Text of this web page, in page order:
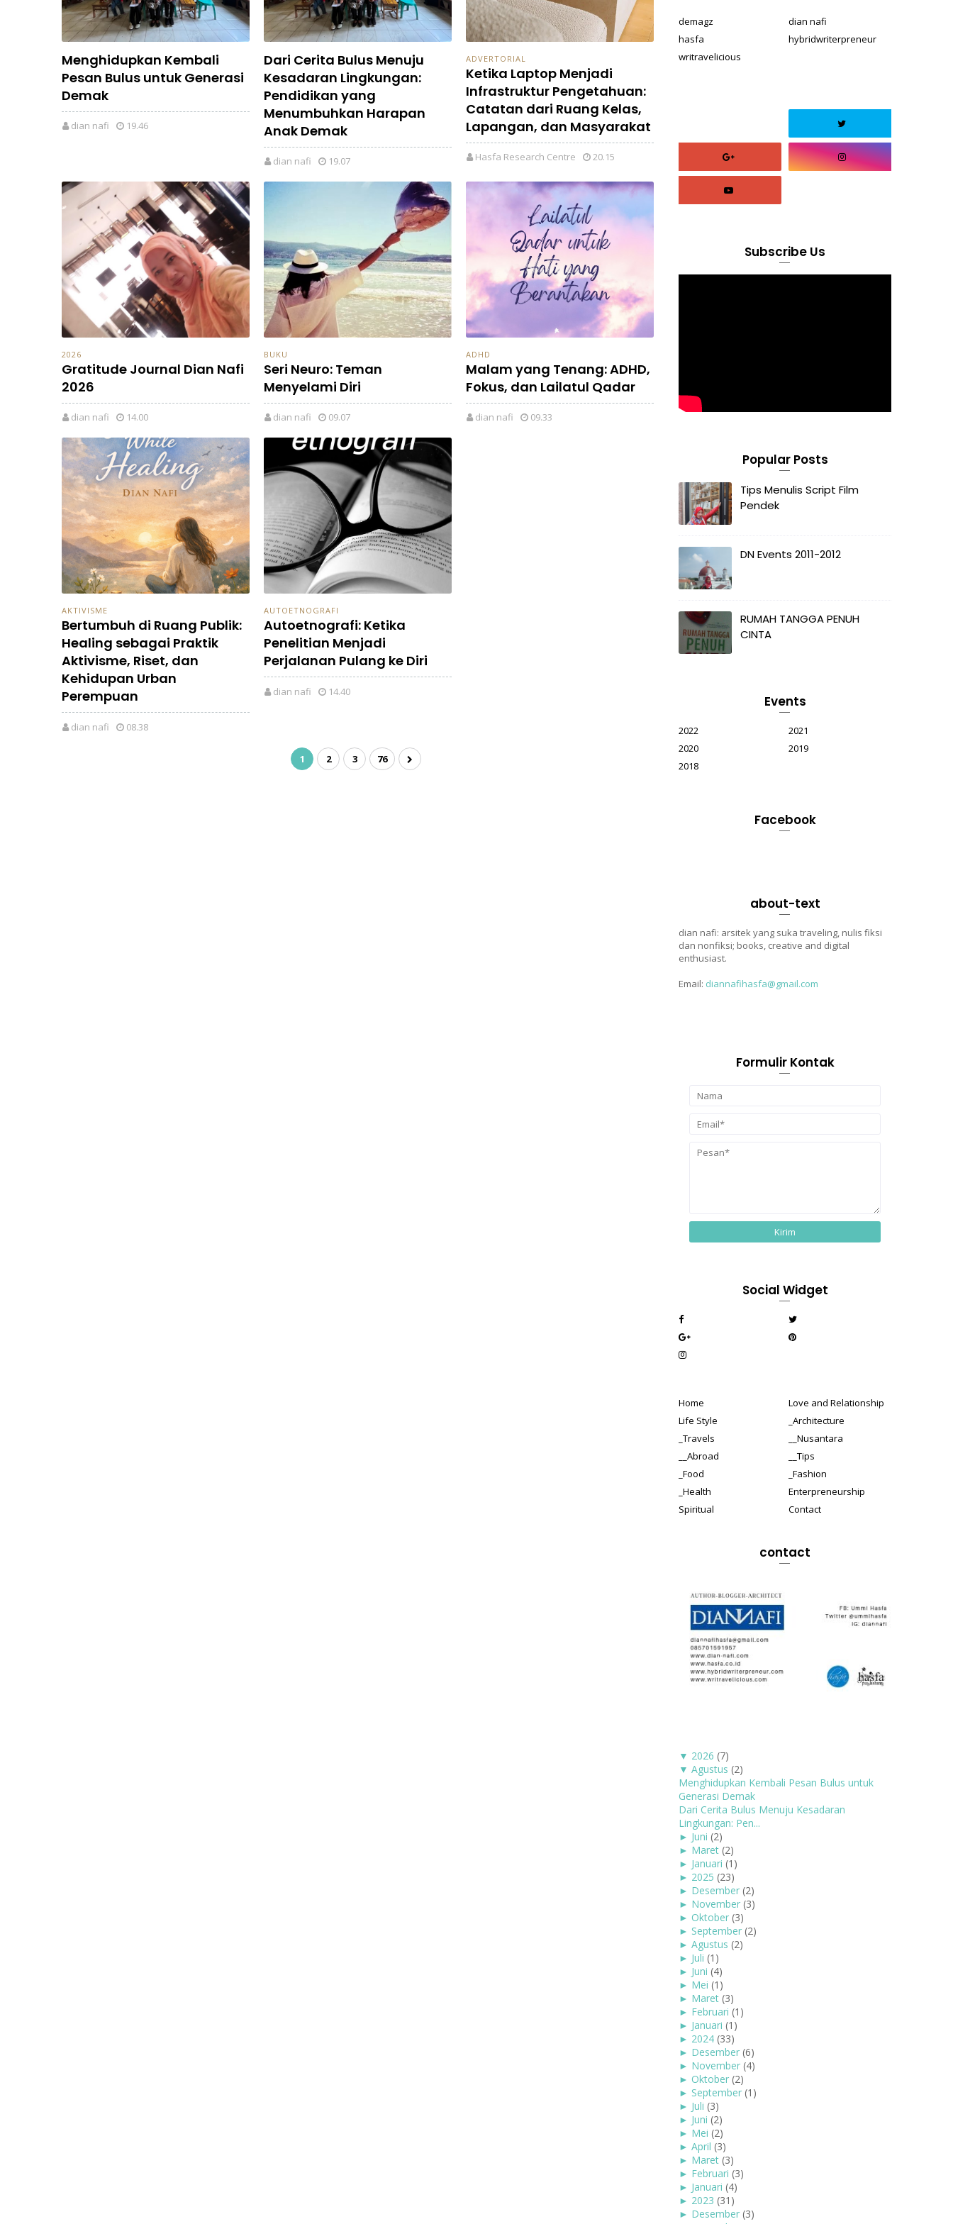
Menghidupkan Kembali
Pesan Bulus untuk Generasi
Demak
dian nafi 19.46
Dari Cerita Bulus Menuju
Kesadaran Lingkungan:
Pendidikan yang
Menumbuhkan Harapan
Anak Demak
dian nafi 19.07
ADVERTORIAL
Ketika Laptop Menjadi
Infrastruktur Pengetahuan:
Catatan dari Ruang Kelas,
Lapangan, dan Masyarakat
Hasfa Research Centre 20.15
2026
Gratitude Journal Dian Nafi
2026
dian nafi 14.00
BUKU
Seri Neuro: Teman
Menyelami Diri
dian nafi 09.07
ADHD
Malam yang Tenang: ADHD,
Fokus, dan Lailatul Qadar
dian nafi 09.33
AKTIVISME
Bertumbuh di Ruang Publik:
Healing sebagai Praktik
Aktivisme, Riset, dan
Kehidupan Urban
Perempuan
dian nafi 08.38
AUTOETNOGRAFI
Autoetnografi: Ketika
Penelitian Menjadi
Perjalanan Pulang ke Diri
dian nafi 14.40
1 2 3 76
demagz
dian nafi
hasfa
hybridwriterpreneur
writravelicious
Subscribe Us
Popular Posts
Tips Menulis Script Film
Pendek
DN Events 2011-2012
RUMAH TANGGA PENUH
CINTA
Events
2022
2021
2020
2019
2018
Facebook
about-text
dian nafi: arsitek yang suka traveling, nulis fiksi
dan nonfiksi; books, creative and digital
enthusiast.
Email: diannafihasfa@gmail.com
Formulir Kontak
Social Widget
Home
Love and Relationship
Life Style
_Architecture
_Travels
__Nusantara
__Abroad
__Tips
_Food
_Fashion
_Health
Enterpreneurship
Spiritual
Contact
contact
▼ 2026 (7)
▼ Agustus (2)
Menghidupkan Kembali Pesan Bulus untuk
Generasi Demak
Dari Cerita Bulus Menuju Kesadaran
Lingkungan: Pen...
► Juni (2)
► Maret (2)
► Januari (1)
► 2025 (23)
► Desember (2)
► November (3)
► Oktober (3)
► September (2)
► Agustus (2)
► Juli (1)
► Juni (4)
► Mei (1)
► Maret (3)
► Februari (1)
► Januari (1)
► 2024 (33)
► Desember (6)
► November (4)
► Oktober (2)
► September (1)
► Juli (3)
► Juni (2)
► Mei (2)
► April (3)
► Maret (3)
► Februari (3)
► Januari (4)
► 2023 (31)
► Desember (3)